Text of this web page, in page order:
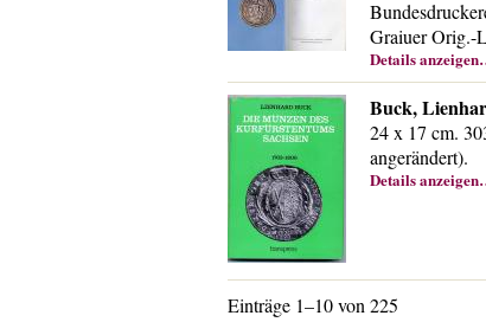
Graiuer Orig.-
Details
Buck,
24 x 17 cm.
angerändert).
Details
Einträge 1–10 von 225